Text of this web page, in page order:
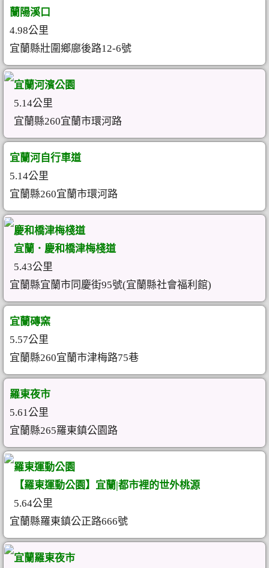
蘭陽溪口
4.98公里
宜蘭縣壯圍鄉廍後路12-6號
宜蘭河濱公園
5.14公里
宜蘭縣260宜蘭市環河路
宜蘭河自行車道
5.14公里
宜蘭縣260宜蘭市環河路
慶和橋津梅棧道
宜蘭．慶和橋津梅棧道
5.43公里
宜蘭縣宜蘭市同慶街95號(宜蘭縣社會福利館)
宜蘭磚窯
5.57公里
宜蘭縣260宜蘭市津梅路75巷
羅東夜市
5.61公里
宜蘭縣265羅東鎮公園路
羅東運動公園
【羅東運動公園】宜蘭|都市裡的世外桃源
5.64公里
宜蘭縣羅東鎮公正路666號
宜蘭羅東夜市